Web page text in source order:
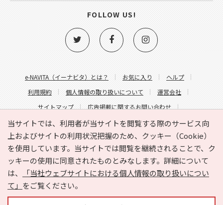
当サイトでは、利用者が当サイトを閲覧する際のサービス向
上およびサイトの利用状況把握のため、クッキー（Cookie）
を使用しています。当サイトでは閲覧を継続されることで、ク
ッキーの使用に同意されたものとみなします。詳細について
は、
「当社ウェブサイトにおける個人情報の取り扱いについ
て」 をご覧ください。
e-NAVITA（イーナビタ）とは？ お気に入り
ヘルプ
利用規約
個人情報の取り扱いについて
運営会社
サイトマップ
広告掲載に関するお問い合わせ
サイトの内容に関するお問い合わせ
FOLLOW US!
Copyright © HYOJITO.Co.,Ltd. All Rights Reserved.